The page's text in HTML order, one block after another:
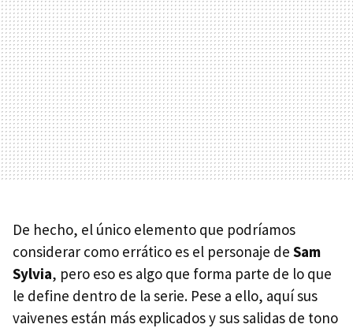
De hecho, el único elemento que podríamos
considerar como errático es el personaje de Sam
Sylvia, pero eso es algo que forma parte de lo que
le define dentro de la serie. Pese a ello, aquí sus
vaivenes están más explicados y sus salidas de tono